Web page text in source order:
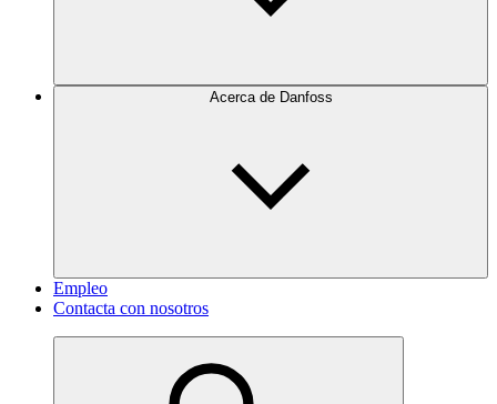
Acerca de Danfoss
Empleo
Contacta con nosotros